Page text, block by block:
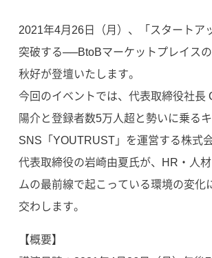
2021年4月26日（月）、「スタートア
突破する──BtoBマーケットプレイス
秋好が登壇いたします。
今回のイベントでは、代表取締役社長
陽介と登録者数5万人超と勢いに乗る
SNS「YOUTRUST」を運営する株式
代表取締役の岩崎由夏氏が、HR・人
ムの最前線で起こっている環境の変化
交わします。
【概要】